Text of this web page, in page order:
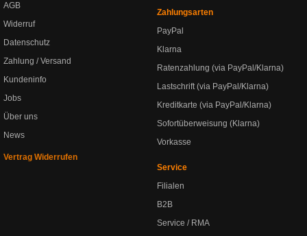
AGB
Widerruf
Datenschutz
Zahlung / Versand
Kundeninfo
Jobs
Über uns
News
Vertrag Widerrufen
Zahlungsarten
PayPal
Klarna
Ratenzahlung (via PayPal/Klarna)
Lastschrift (via PayPal/Klarna)
Kreditkarte (via PayPal/Klarna)
Sofortüberweisung (Klarna)
Vorkasse
Service
Filialen
B2B
Service / RMA